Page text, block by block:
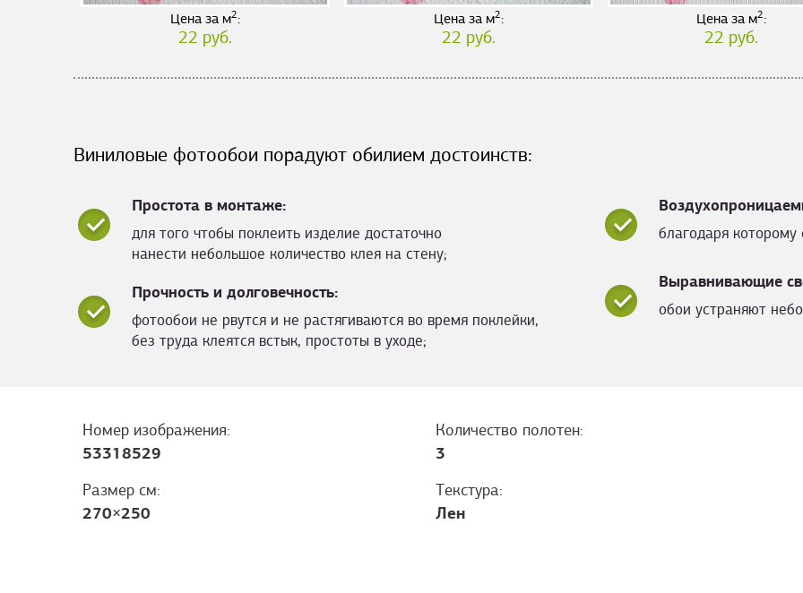
Цена за м2:
22 руб.
Цена за м2:
22 руб.
Цена за м2:
22 руб.
Виниловые фотообои порадуют обилием достоинств:
Простота в монтаже:
для того чтобы поклеить изделие достаточно
нанести небольшое количество клея на стену;
благодаря
Выравнивающие
обои устраняют
Прочность и долговечность:
фотообои не рвутся и не растягиваются во время поклейки,
без труда клеятся встык, простоты в уходе;
Номер изображения:
53318529
Количество полотен:
3
Размер см:
270×250
Текстура:
Лен